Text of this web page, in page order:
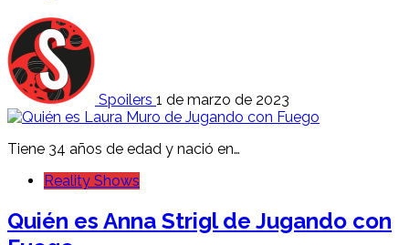
Spoilers 1 de marzo de 2023
Tiene 34 años de edad y nació en…
Reality Shows
Quién es Anna Strigl de Jugando con